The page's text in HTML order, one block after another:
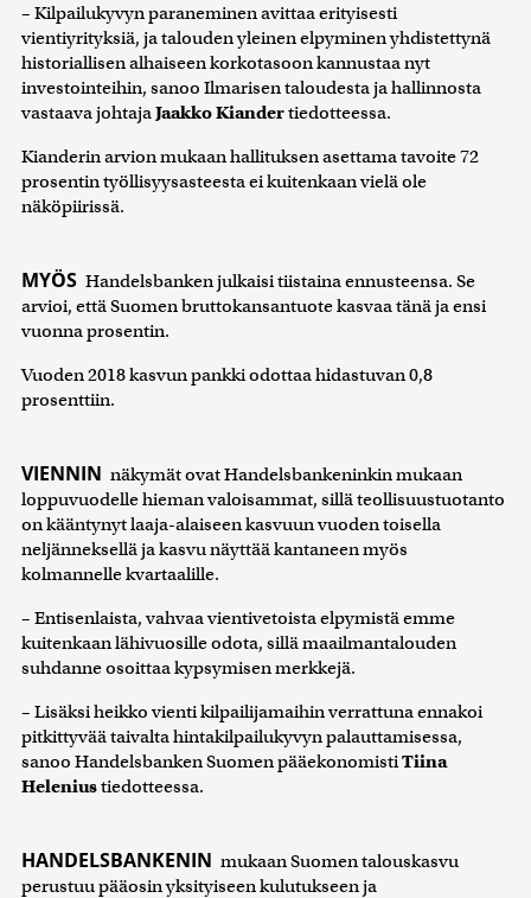
– Kilpailukyvyn paraneminen avittaa erityisesti
vientiyrityksiä, ja talouden yleinen elpyminen yhdistettynä
historiallisen alhaiseen korkotasoon kannustaa nyt
investointeihin, sanoo Ilmarisen taloudesta ja hallinnosta
vastaava johtajaJaakko Kiandertiedotteessa.
Kianderin arvion mukaan hallituksen asettama tavoite 72
prosentin työllisyysasteesta ei kuitenkaan vielä ole
näköpiirissä.
MYÖS Handelsbanken julkaisi tiistaina ennusteensa. Se
arvioi, että Suomen bruttokansantuote kasvaa tänä ja ensi
vuonna prosentin.
Vuoden 2018 kasvun pankki odottaa hidastuvan 0,8
prosenttiin.
VIENNIN näkymät ovat Handelsbankeninkin mukaan
loppuvuodelle hieman valoisammat, sillä teollisuustuotanto
on kääntynyt laaja-alaiseen kasvuun vuoden toisella
neljänneksellä ja kasvu näyttää kantaneen myös
kolmannelle kvartaalille.
– Entisenlaista, vahvaa vientivetoista elpymistä emme
kuitenkaan lähivuosille odota, sillä maailmantalouden
suhdanne osoittaa kypsymisen merkkejä.
– Lisäksi heikko vienti kilpailijamaihin verrattuna ennakoi
pitkittyvää taivalta hintakilpailukyvyn palauttamisessa,
sanoo Handelsbanken Suomen pääekonomistiTiina
Heleniustiedotteessa.
HANDELSBANKENIN mukaan Suomen talouskasvu
perustuu pääosin yksityiseen kulutukseen ja